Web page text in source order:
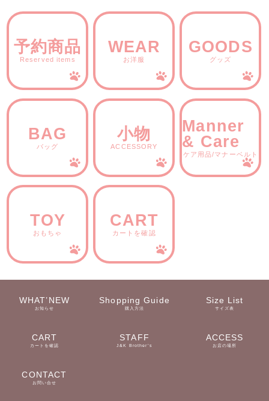
予約商品
Reserved items
WEAR
お洋服
GOODS
グッズ
BAG
バッグ
小物
ACCESSORY
Manner
& Care
ケア用品/マナーベルト
TOY
おもちゃ
CART
カートを確認
WHAT’NEW
お知らせ
Shopping Guide
購入方法
Size List
サイズ表
CART
カートを確認
STAFF
J&K Brother’s
ACCESS
お店の場所
CONTACT
お問い合せ